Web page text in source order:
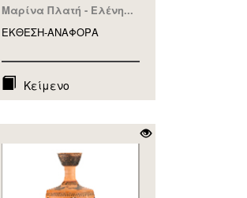
Μαρίνα Πλατή - Ελένη...
ΕΚΘΕΣΗ-ΑΝΑΦΟΡA
Κείμενο